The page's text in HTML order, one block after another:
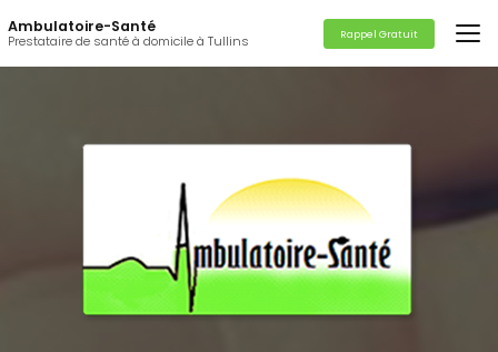
au
contenu
principal
Ambulatoire-Santé
Prestataire de santé à domicile à Tullins Rappel Gratuit